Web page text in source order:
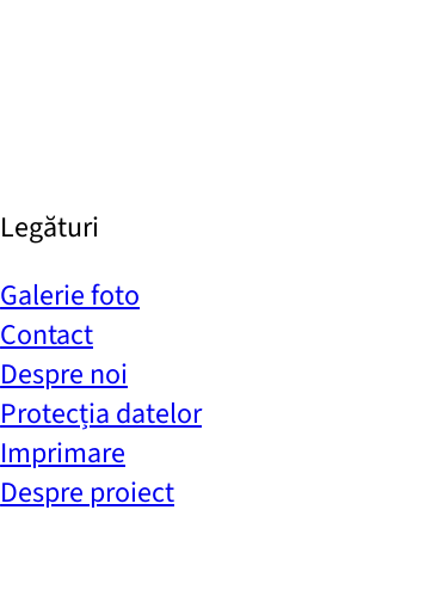
Legături
Galerie foto
Contact
Despre noi
Protecția datelor
Imprimare
Despre proiect